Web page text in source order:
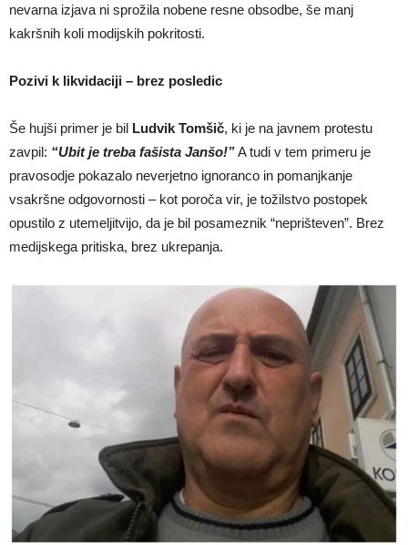
nevarna izjava ni sprožila nobene resne obsodbe, še manj
kakršnih koli modijskih pokritosti.
Pozivi k likvidaciji – brez posledic
Še hujši primer je bil Ludvik Tomšič, ki je na javnem protestu
zavpil: “Ubit je treba fašista Janšo!”A tudi v tem primeru je
pravosodje pokazalo neverjetno ignoranco in pomanjkanje
vsakršne odgovornosti – kot poroča vir, je tožilstvo postopek
opustilo z utemeljitvijo, da je bil posameznik “neprišteven”. Brez
medijskega pritiska, brez ukrepanja.